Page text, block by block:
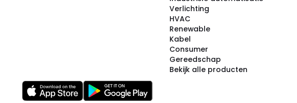
Verlichting
HVAC
Renewable
Kabel
Consumer
Gereedschap
Bekijk alle producten